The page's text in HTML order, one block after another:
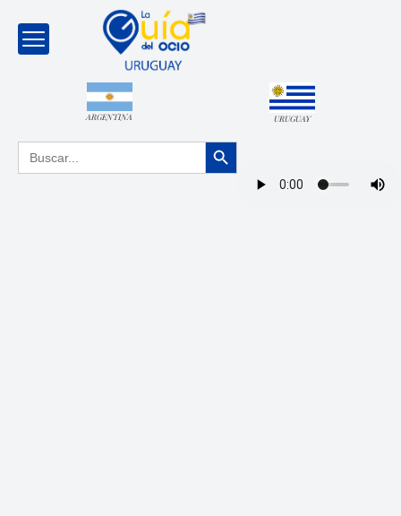
ARGENTINA URUGUAY
Buscar: Botón de búsqueda